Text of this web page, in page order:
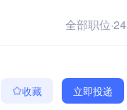
全部职位·24
收藏 立即投递